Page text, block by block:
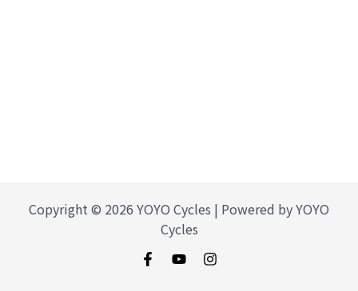
Copyright © 2026 YOYO Cycles | Powered by YOYO
Cycles